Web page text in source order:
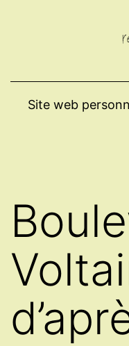
Site web